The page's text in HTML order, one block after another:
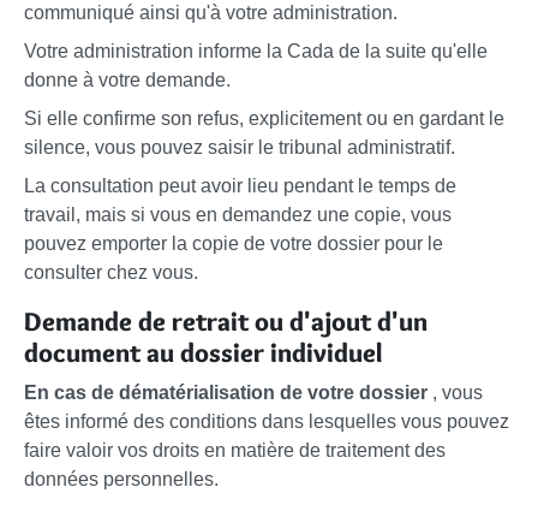
communiqué ainsi qu'à votre administration.
Votre administration informe la Cada de la suite qu'elle
donne à votre demande.
Si elle confirme son refus, explicitement ou en gardant le
silence, vous pouvez saisir le tribunal administratif.
La consultation peut avoir lieu pendant le temps de
travail, mais si vous en demandez une copie, vous
pouvez emporter la copie de votre dossier pour le
consulter chez vous.
Demande de retrait ou d'ajout d'un
document au dossier individuel
En cas de dématérialisation de votre dossier , vous
êtes informé des conditions dans lesquelles vous pouvez
faire valoir vos droits en matière de traitement des
données personnelles.